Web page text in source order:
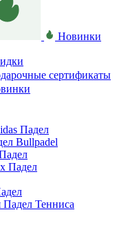
Новинки
сертификаты
Падел
Bullpadel
Падел
Падел Тенниса